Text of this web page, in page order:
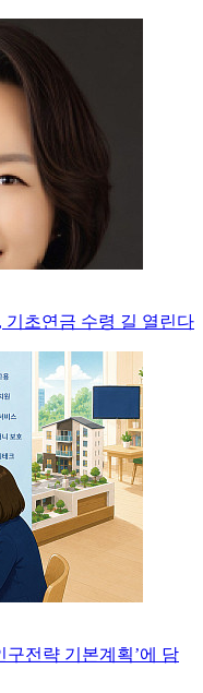
기초연금 수령 길 열린다
구전략 기본계획’에 담